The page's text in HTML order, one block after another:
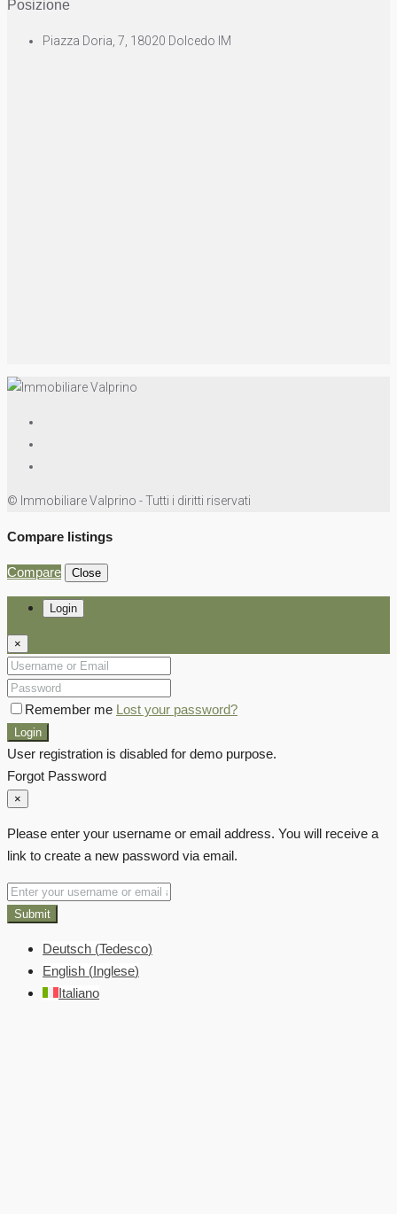
Posizione
Piazza Doria, 7, 18020 Dolcedo IM
© Immobiliare Valprino - Tutti i diritti riservati
Compare listings
Compare Close
Login
×
Remember me Lost your password?
Login
User registration is disabled for demo purpose.
Forgot Password
×
Please enter your username or email address. You will receive a
link to create a new password via email.
Submit
Deutsch (Tedesco)
English ( Inglese)
Italiano